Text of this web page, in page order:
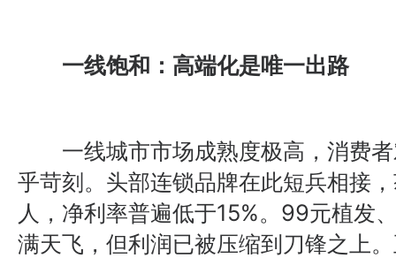
一线饱和：高端化是唯一出路
一线城市市场成熟度极高，消费者
乎苛刻。头部连锁品牌在此短兵相接
人，净利率普遍低于15%。99元植发
满天飞，但利润已被压缩到刀锋之上